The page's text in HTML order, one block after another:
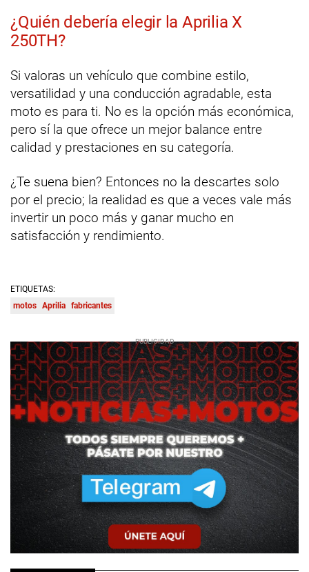
¿Quién debería elegir la Aprilia X
250TH?
Si valoras un vehículo que combine estilo,
versatilidad y una conducción agradable, esta
moto es para ti. No es la opción más económica,
pero sí la que ofrece un mejor balance entre
calidad y prestaciones en su categoría.
¿Te suena bien? Entonces no la descartes solo
por el precio; la realidad es que a veces vale más
invertir un poco más y ganar mucho en
satisfacción y rendimiento.
ETIQUETAS:
motos Aprilia fabricantes